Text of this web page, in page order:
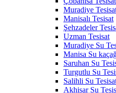
Muradiye
Manisalı Tesisat
Şehzadeler
Uzman Tesisat
Muradiye Su
Manisa Su
Saruhan Su
Turgutlu Su
Salihli Su
Akhisar Su